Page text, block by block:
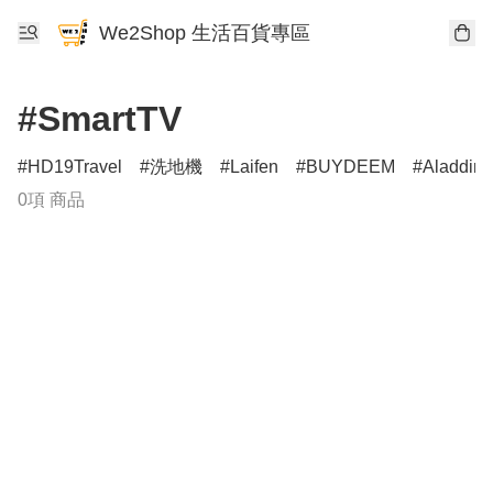
We2Shop 生活百貨專區
#SmartTV
HD19Travel 洗地機 Laifen BUYDEEM
Aladdin
0項 商品